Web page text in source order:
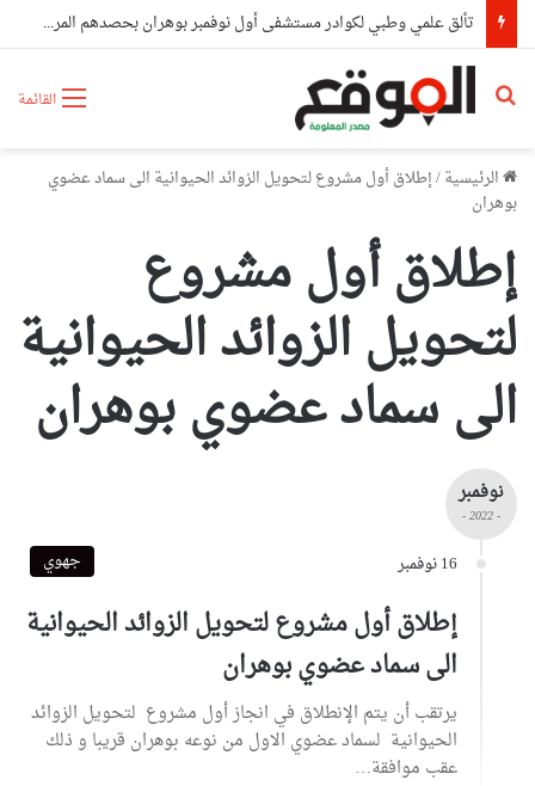
تألق علمي وطبي لكوادر مستشفى أول نوفمبر بوهران بحصدهم المراتب الأولى وطنيا
القائمة بحث عن
الرئيسية/إطلاق أول مشروع لتحويل الزوائد الحيوانية الى سماد عضوي
بوهران
إطلاق أول مشروع
لتحويل الزوائد الحيوانية
الى سماد عضوي بوهران
نوفمبر
- 2022 -
16 نوفمبر جهوي
إطلاق أول مشروع لتحويل الزوائد الحيوانية
الى سماد عضوي بوهران
يرتقب أن يتم الإنطلاق في انجاز أول مشروع لتحويل الزوائد
الحيوانية لسماد عضوي الاول من نوعه بوهران قريبا و ذلك
عقب موافقة…